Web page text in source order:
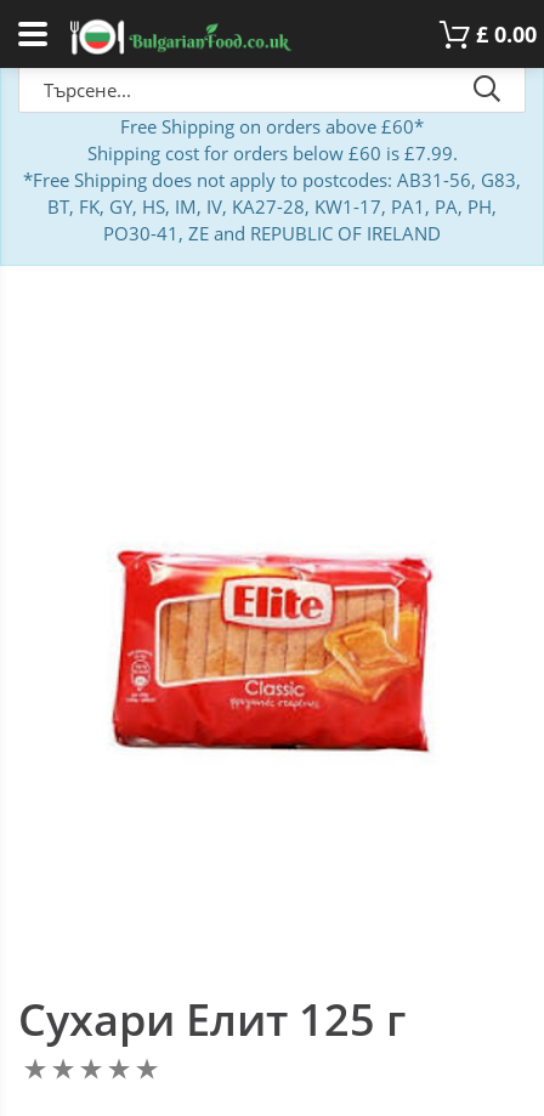
£ 0.00
Free Shipping on orders above £60*
Shipping cost for orders below £60 is £7.99.
*Free Shipping does not apply to postcodes: AB31-56, G83,
BT, FK, GY, HS, IM, IV, KA27-28, KW1-17, PA1, PA, PH,
PO30-41, ZE and REPUBLIC OF IRELAND
Сухари Елит 125 г